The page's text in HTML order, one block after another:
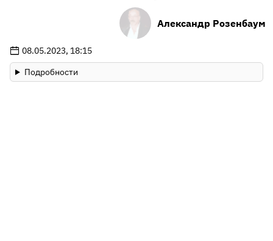
Александр Розенбаум
08.05.2023, 18:15
Подробности